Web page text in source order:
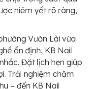
niêm yết rõ ràng,
Vườn Lài vừa
ổn định, KB Nail
Đặt lịch hẹn giúp
Trải nghiệm chăm
– đến KB Nail